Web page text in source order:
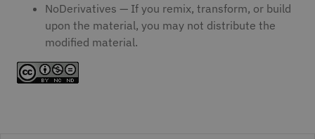
NoDerivatives — If you remix, transform, or build
upon the material, you may not distribute the
modified material.